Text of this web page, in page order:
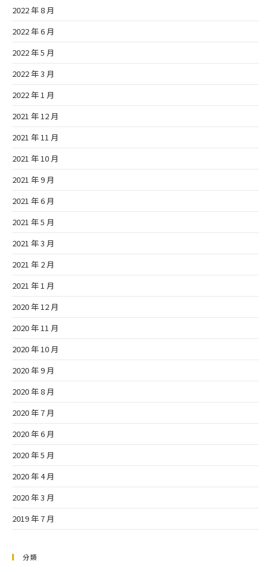
2022 年 8 月
2022 年 6 月
2022 年 5 月
2022 年 3 月
2022 年 1 月
2021 年 12 月
2021 年 11 月
2021 年 10 月
2021 年 9 月
2021 年 6 月
2021 年 5 月
2021 年 3 月
2021 年 2 月
2021 年 1 月
2020 年 12 月
2020 年 11 月
2020 年 10 月
2020 年 9 月
2020 年 8 月
2020 年 7 月
2020 年 6 月
2020 年 5 月
2020 年 4 月
2020 年 3 月
2019 年 7 月
分類